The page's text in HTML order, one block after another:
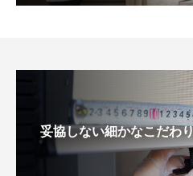
妥協しない細かなこだわり